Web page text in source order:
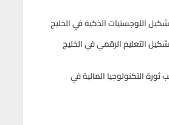
التعليم الرقمي في الخليج
ثورة التكنولوجيا المالية في